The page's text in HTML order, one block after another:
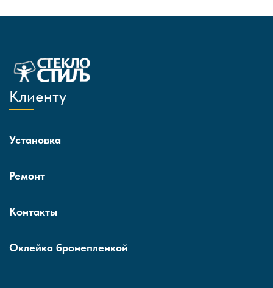
Клиенту
Установка
Ремонт
Контакты
Оклейка бронепленкой